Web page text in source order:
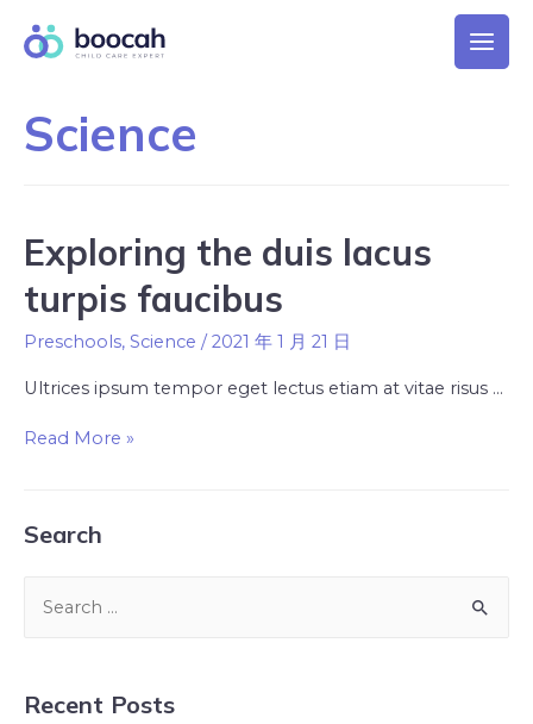
Science
Exploring the duis lacus
turpis faucibus
Preschools, Science /2021 年 1 月 21 日
Ultrices ipsum tempor eget lectus etiam at vitae risus …
Read More »
Search
Recent Posts